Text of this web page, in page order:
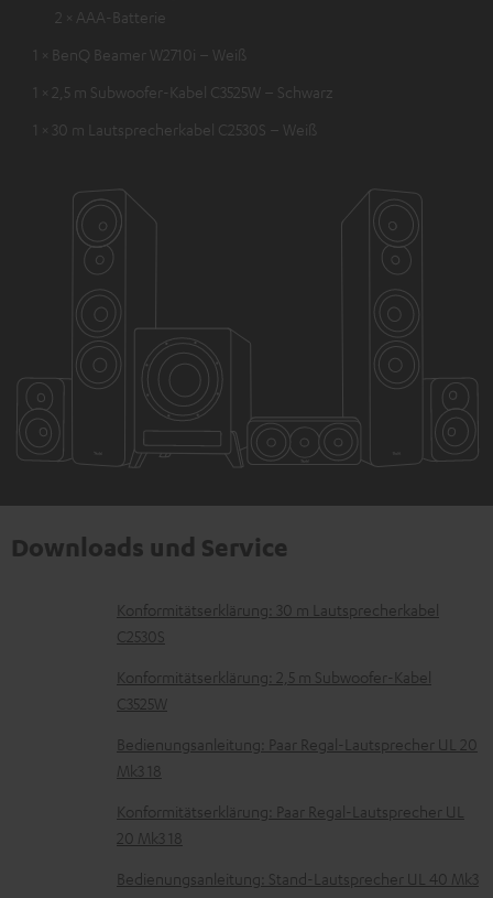
2 × AAA-Batterie
1 × BenQ Beamer W2710i – Weiß
1 × 2,5 m Subwoofer-Kabel C3525W – Schwarz
1 × 30 m Lautsprecherkabel C2530S – Weiß
Downloads und Service
D
o
k
u
m
e
n
t
e
Konformitätserklärung: 30 m Lautsprecherkabel
C2530S
Konformitätserklärung: 2,5 m Subwoofer-Kabel
C3525W
Bedienungsanleitung: Paar Regal-Lautsprecher UL 20
Mk3 18
Konformitätserklärung: Paar Regal-Lautsprecher UL
20 Mk3 18
Bedienungsanleitung: Stand-Lautsprecher UL 40 Mk3